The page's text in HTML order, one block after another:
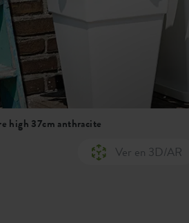
high 37cm anthracite
Ver en 3D/AR